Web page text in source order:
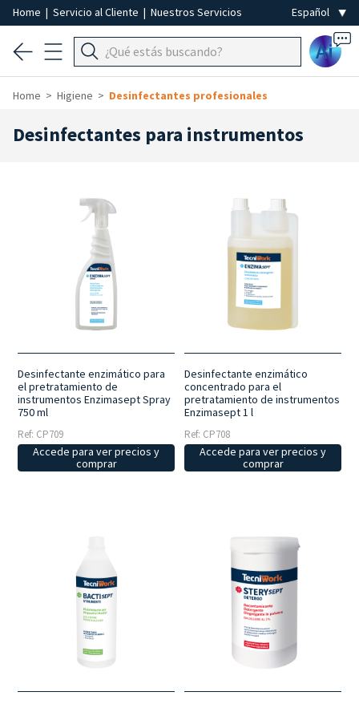
Home | Servicio al Cliente | Nuestros Servicios
Ai
Home Higiene Desinfectantes profesionales
Desinfectantes para instrumentos
Desinfectante enzimático para
el pretratamiento de
instrumentos Enzimasept Spray
750 ml
Ref: CP709
Accede para ver precios y
comprar
Desinfectante enzimático
concentrado para el
pretratamiento de instrumentos
Enzimasept 1 l
Ref: CP708
Accede para ver precios y
comprar